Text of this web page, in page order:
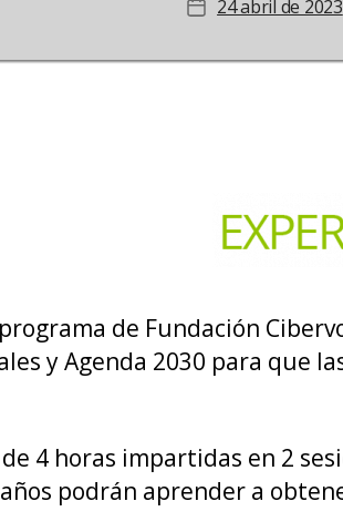
Fecha
la
24 abril de 2023
de Fundación
y Agenda 2030 para que
4 horas impartidas en 2
podrán aprender a